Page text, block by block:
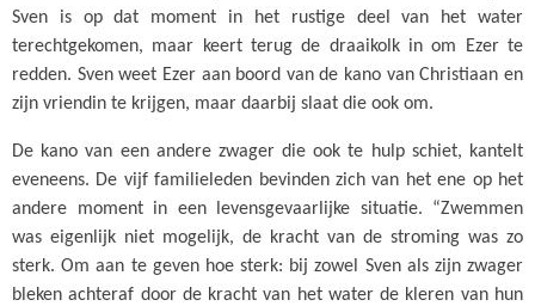
Sven is op dat moment in het rustige deel van het water
terechtgekomen, maar keert terug de draaikolk in om Ezer te
redden. Sven weet Ezer aan boord van de kano van Christiaan en
zijn vriendin te krijgen, maar daarbij slaat die ook om.
De kano van een andere zwager die ook te hulp schiet, kantelt
eveneens. De vijf familieleden bevinden zich van het ene op het
andere moment in een levensgevaarlijke situatie. “Zwemmen
was eigenlijk niet mogelijk, de kracht van de stroming was zo
sterk. Om aan te geven hoe sterk: bij zowel Sven als zijn zwager
bleken achteraf door de kracht van het water de kleren van hun